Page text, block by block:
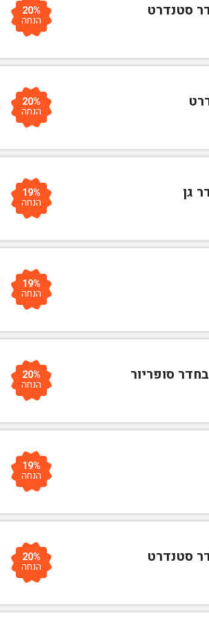
20%
הנחה
20%
הנחה
19%
הנחה
19%
הנחה
20%
הנחה
19%
הנחה
20%
הנחה